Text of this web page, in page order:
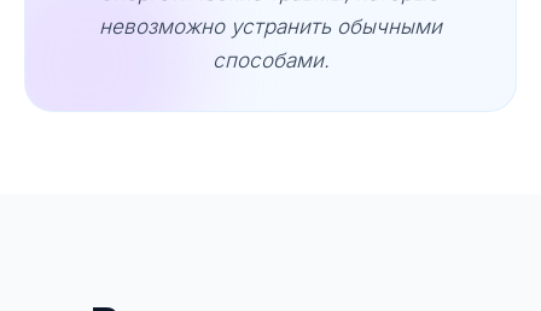
невозможно устранить обычными
способами.